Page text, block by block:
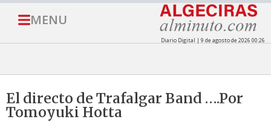
MENU
Diario Digital | 9 de agosto de 2026 00:26
El directo de Trafalgar Band ….Por
Tomoyuki Hotta